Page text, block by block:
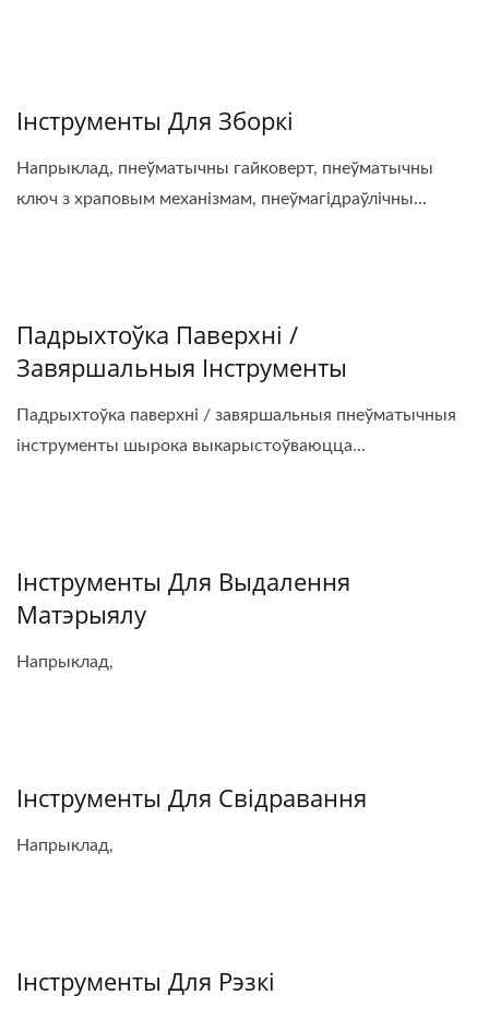
Інструменты Для Зборкі
Напрыклад, пнеўматычны гайковерт, пнеўматычны
ключ з храповым механізмам, пнеўмагідраўлічны...
Падрыхтоўка Паверхні /
Завяршальныя Інструменты
Падрыхтоўка паверхні / завяршальныя пнеўматычныя
інструменты шырока выкарыстоўваюцца...
Інструменты Для Выдалення
Матэрыялу
Напрыклад,
Інструменты Для Свідравання
Напрыклад,
Інструменты Для Рэзкі